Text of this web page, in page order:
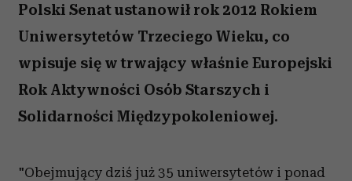
Polski Senat ustanowił rok 2012 Rokiem
Uniwersytetów Trzeciego Wieku, co
wpisuje się w trwający właśnie Europejski
Rok Aktywności Osób Starszych i
Solidarności Międzypokoleniowej.
"Obejmujący dziś już 35 uniwersytetów i ponad